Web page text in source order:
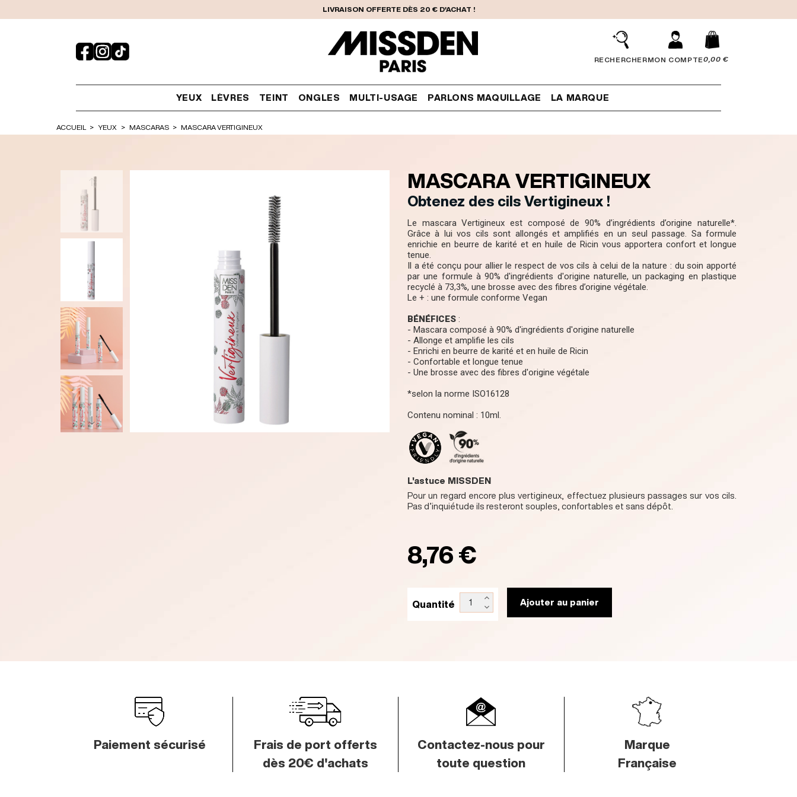
LIVRAISON OFFERTE DÈS 20 € D'ACHAT !
RECHERCHERMON COMPTE0,00 €
YEUX LÈVRES TEINT ONGLES MULTI-USAGE PARLONS MAQUILLAGE LA MARQUE
ACCUEIL YEUX MASCARAS MASCARA VERTIGINEUX
MASCARA VERTIGINEUX
Obtenez des cils Vertigineux !
Le mascara Vertigineux est composé de 90% d’ingrédients d’origine naturelle*.
Grâce à lui vos cils sont allongés et amplifiés en un seul passage. Sa formule
enrichie en beurre de karité et en huile de Ricin vous apportera confort et longue
tenue.
Il a été conçu pour allier le respect de vos cils à celui de la nature : du soin apporté
par une formule à 90% d'ingrédients d'origine naturelle, un packaging en plastique
recyclé à 73,3%, une brosse avec des fibres d’origine végétale.
Le + : une formule conforme Vegan
BÉNÉFICES :
- Mascara composé à 90% d'ingrédients d'origine naturelle
- Allonge et amplifie les cils
- Enrichi en beurre de karité et en huile de Ricin
- Confortable et longue tenue
- Une brosse avec des fibres d'origine végétale
*selon la norme ISO16128
Contenu nominal : 10ml.
L'astuce MISSDEN
Pour un regard encore plus vertigineux, effectuez plusieurs passages sur vos cils.
Pas d’inquiétude ils resteront souples, confortables et sans dépôt.
8,76 €
Quantité Ajouter au panier
Paiement sécurisé
Frais de port offerts
dès 20€ d'achats
Contactez-nous pour
toute question
Marque
Française